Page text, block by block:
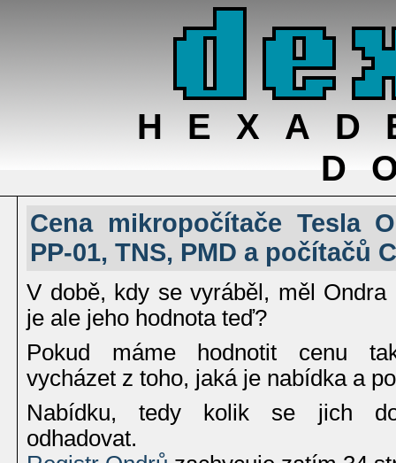
Cena mikropočítače Tesla
PP-01, TNS, PMD a počítačů
V době, kdy se vyráběl, měl Ondra
je ale jeho hodnota teď?
Pokud máme hodnotit cenu
vycházet z toho, jaká je nabídka a
Nabídku, tedy kolik se jich
odhadovat.